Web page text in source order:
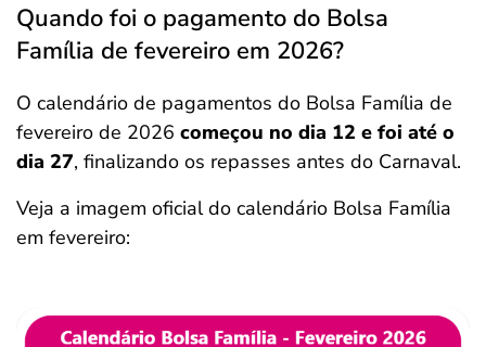
Quando foi o pagamento do Bolsa
Família de fevereiro em 2026?
O calendário de pagamentos do Bolsa Família de
fevereiro de 2026 começou no dia 12 e foi até o
dia 27, finalizando os repasses antes do Carnaval.
Veja a imagem oficial do calendário Bolsa Família
em fevereiro: